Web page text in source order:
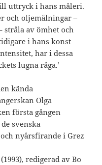
uttryck i hans måleri.
och oljemålningar –
stråla av ömhet och
i hans konst
har i dessa
lugna råga.’
kända
Olga
första gången
svenska
nyårsfirande i Grez
(1993), redigerad av Bo